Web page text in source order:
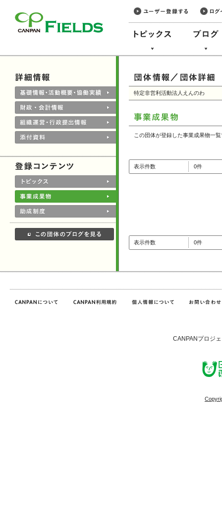
特定非営利活動法人えんのわ
この団体が登録した事業成果物一
表示件数 0件
表示件数 0件
CANPANプロジ